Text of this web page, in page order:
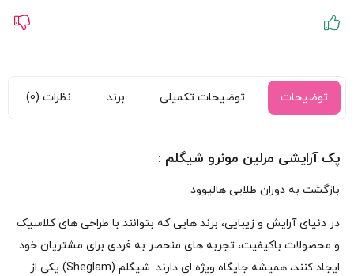
توضیحات توضیحات تکمیلی برند نظرات (0)
پک آرایشی مرلین مونرو شیگلم :
بازگشت به دوران طلایی هالیوود
در دنیای آرایش و زیبایی، برند هایی که بتوانند با طراحی های کلاسیک
و محصولات باکیفیت، تجربه های منحصر به فردی برای مشتریان خود
ایجاد کنند، همیشه جایگاه ویژه ای دارند. شیگلم (Sheglam) یکی از